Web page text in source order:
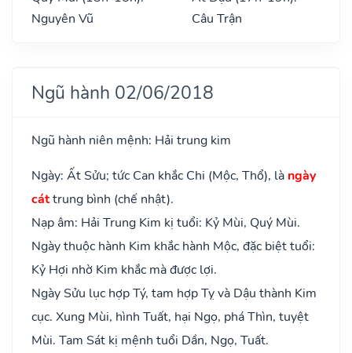
Nguyên Vũ
Câu Trận
Ngũ hành 02/06/2018
Ngũ hành niên mệnh: Hải trung kim
Ngày: Ất Sửu; tức Can khắc Chi (Mộc, Thổ), là ngày
cáttrung bình (chế nhật).
Nạp âm: Hải Trung Kim kị tuổi: Kỷ Mùi, Quý Mùi.
Ngày thuộc hành Kim khắc hành Mộc, đặc biệt tuổi:
Kỷ Hợi nhờ Kim khắc mà được lợi.
Ngày Sửu lục hợp Tý, tam hợp Tỵ và Dậu thành Kim
cục. Xung Mùi, hình Tuất, hại Ngọ, phá Thìn, tuyệt
Mùi. Tam Sát kị mệnh tuổi Dần, Ngọ, Tuất.